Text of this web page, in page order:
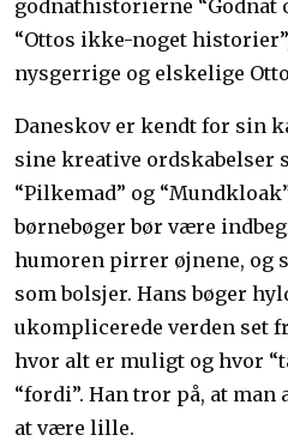
godnathistorierne “Godnat
“Ottos ikke-noget
nysgerrige og elskelige
Daneskov er kendt for sin
sine kreative ordskabelser
“Pilkemad” og
børnebøger bør være
humoren pirrer øjnene, og
som bolsjer. Hans bøger
ukomplicerede verden set
hvor alt er muligt og hvor
“fordi”. Han tror på, at
at være lille.